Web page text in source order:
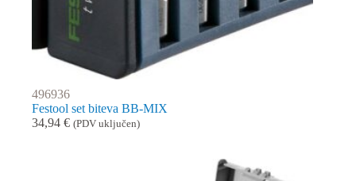
496936
Festool set biteva BB-MIX
34,94 € (PDV uključen)